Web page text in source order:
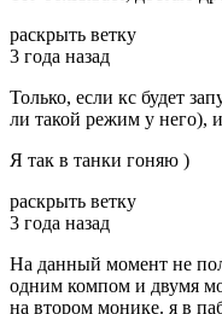
раскрыть ветку
3 года назад
Только, если кс будет
ли такой режим у него),
Я так в танки гоняю )
раскрыть ветку
3 года назад
На данный момент не
одним компом и двумя
на втором монике. я в